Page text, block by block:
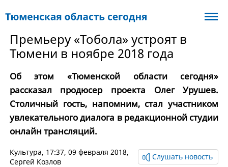
Премьеру «Тобола» устроят в
Тюмени в ноябре 2018 года
Об этом «Тюменской области сегодня»
рассказал продюсер проекта Олег Урушев.
Столичный гость, напомним, стал участником
увлекательного диалога в редакционной студии
онлайн трансляций.
Культура, 17:37, 09 февраля 2018,
Сергей Козлов
Слушать новость